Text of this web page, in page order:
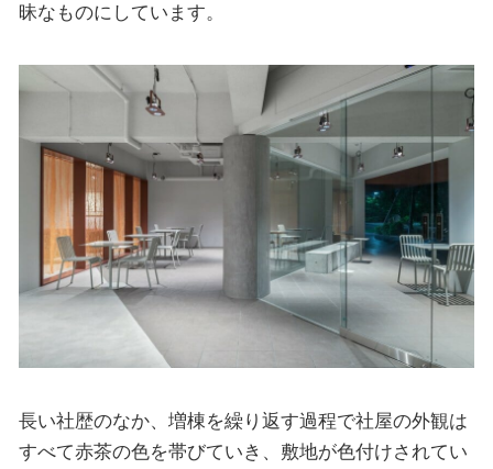
昧なものにしています。
長い社歴のなか、増棟を繰り返す過程で社屋の外観は
すべて赤茶の色を帯びていき、敷地が色付けされてい